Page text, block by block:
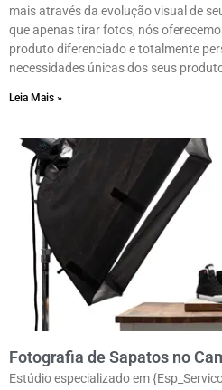
mais através da evolução visual de
que apenas tirar fotos, nós
produto diferenciado e totalmente
necessidades únicas dos seus
Leia Mais »
Fotografia de Sapatos no
Estúdio especializado em